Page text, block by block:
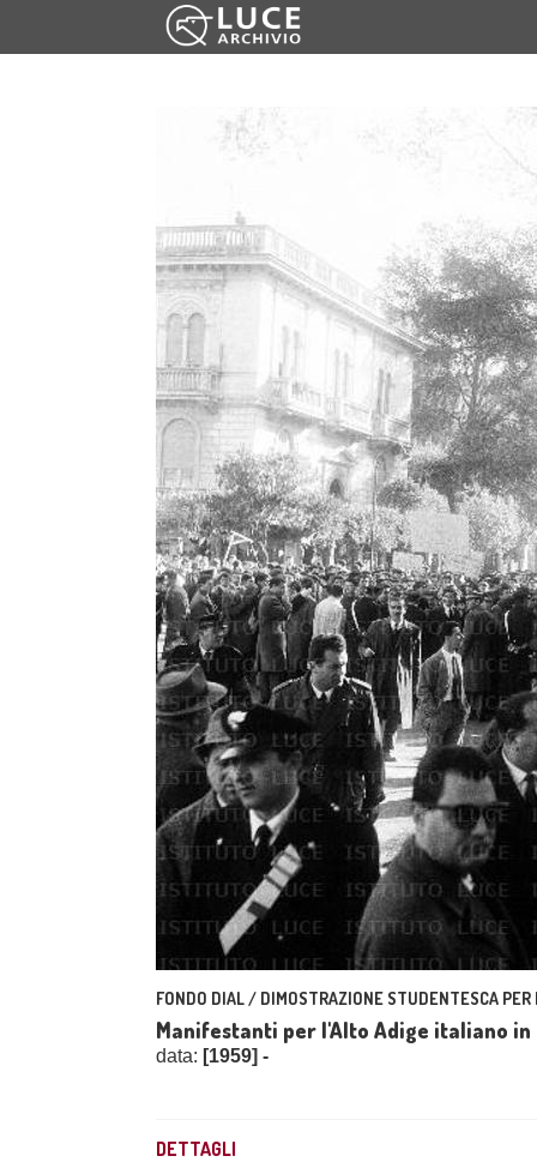
FONDO DIAL / DIMOSTRAZIONE STUDENTESCA
Manifestanti per l'Alto Adige italiano
data: [1959] -
DETTAGLI